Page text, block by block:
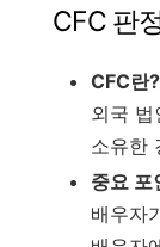
CFC 판
CFC란?
외국
소유한
중요 포
배우자